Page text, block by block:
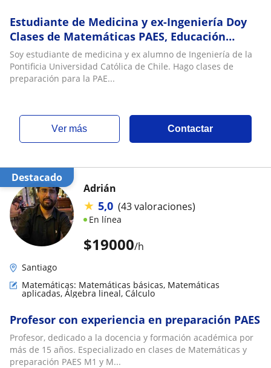
Estudiante de Medicina y ex-Ingeniería Doy
Clases de Matemáticas PAES, Educación
Básica, Media y Superior
Soy estudiante de medicina y ex alumno de Ingeniería de la
Pontificia Universidad Católica de Chile. Hago clases de
preparación para la PAE...
ver más Contactar
Destacado
$19000/h
Adrián
★ 5,0 (43 valoraciones)
En línea
Santiago
Matemáticas: Matemáticas básicas, Matemáticas
aplicadas, Álgebra lineal, Cálculo
Profesor con experiencia en preparación PAES
Profesor, dedicado a la docencia y formación académica por
más de 15 años. Especializado en clases de Matemáticas y
preparación PAES M1 y M...